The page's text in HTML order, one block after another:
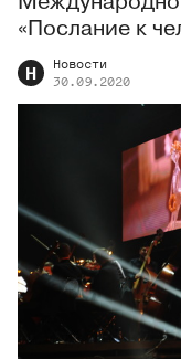
«Послание к
Н
Новости
30.09.2020